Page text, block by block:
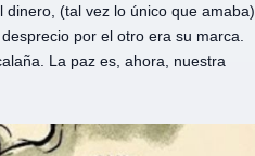
(tal vez lo único que amaba).
por el otro era su marca.
La paz es, ahora, nuestra